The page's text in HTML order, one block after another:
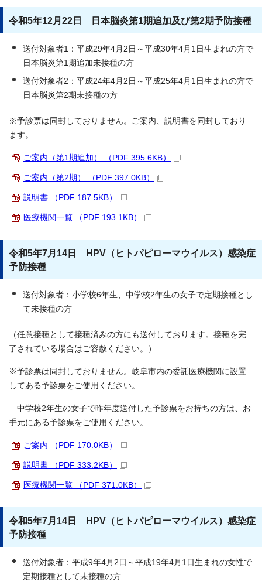
令和5年12月22日 日本脳炎第1期追加及び第2期予防接種
送付対象者1：平成29年4月2日～平成30年4月1日生まれの方で
日本脳炎第1期追加未接種の方
送付対象者2：平成24年4月2日～平成25年4月1日生まれの方で
日本脳炎第2期未接種の方
※予診票は同封しておりません。ご案内、説明書を同封しており
ます。
ご案内（第1期追加） （PDF 395.6KB）
ご案内（第2期） （PDF 397.0KB）
説明書 （PDF 187.5KB）
医療機関一覧 （PDF 193.1KB）
令和5年7月14日 HPV（ヒトパピローマウイルス）感染症
予防接種
送付対象者：小学校6年生、中学校2年生の女子で定期接種とし
て未接種の方
（任意接種として接種済みの方にも送付しております。接種を完
了されている場合はご容赦ください。）
※予診票は同封しておりません。岐阜市内の委託医療機関に設置
してある予診票をご使用ください。
中学校2年生の女子で昨年度送付した予診票をお持ちの方は、お
手元にある予診票をご使用ください。
ご案内 （PDF 170.0KB）
説明書 （PDF 333.2KB）
医療機関一覧 （PDF 371.0KB）
令和5年7月14日 HPV（ヒトパピローマウイルス）感染症
予防接種
送付対象者：平成9年4月2日～平成19年4月1日生まれの女性で
定期接種として未接種の方